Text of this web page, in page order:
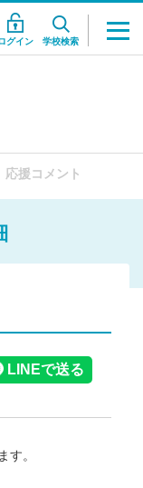
グイン 学校検索
応援コメント
す。